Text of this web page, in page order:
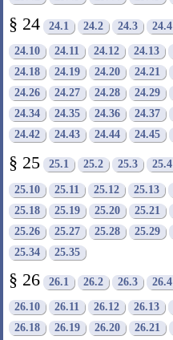
§ 24 24.1 24.2 24.3 24.4
24.10 24.11 24.12 24.13
24.18
24.19 24.20 24.21
24.26
24.27 24.28 24.29
24.34
24.35 24.36 24.37
24.42
24.43 24.44 24.45
§ 25 25.1 25.2 25.3 25.4
25.10 25.11 25.12 25.13
25.18
25.19 25.20 25.21
25.26
25.27 25.28 25.29
25.34
25.35
§ 26 26.1 26.2 26.3 26.4
26.10 26.11 26.12 26.13
26.18
26.19 26.20 26.21